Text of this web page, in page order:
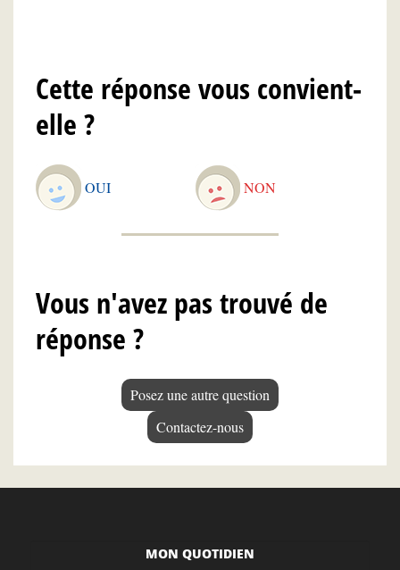
Cette réponse vous convient-
elle ?
OUI NON
Vous n'avez pas trouvé de
réponse ?
Posez une autre question
Contactez-nous
MON QUOTIDIEN